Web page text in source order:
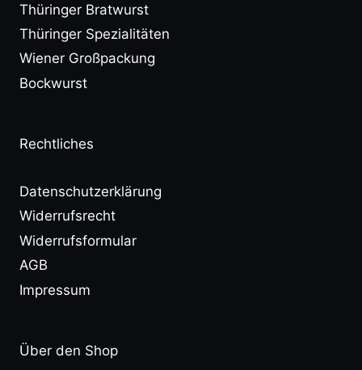
Thüringer Bratwurst
Thüringer Spezialitäten
Wiener Großpackung
Bockwurst
Rechtliches
Datenschutzerklärung
Widerrufsrecht
Widerrufsformular
AGB
Impressum
Über den Shop